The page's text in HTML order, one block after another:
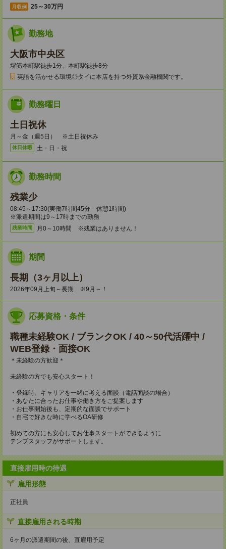
月収例 25～30万円
勤務地
大阪市中央区
堺筋本町駅徒歩1分、本町駅徒歩8分
英語を活かせる環境◎タイに本店を持つ外資系金融機関です。
勤務曜日
土日祝休
月～金（週5日） ※土日祝休み
休日休暇 土・日・祝
勤務時間
残業少
08:45～17:30(実働7時間45分 休憩1時間)
※派遣期間は9～17時までの勤務
残業時間 月0～10時間 ※残業はありません！
期間
長期（3ヶ月以上）
2026年09月上旬～長期 ※9月～！
応募資格・条件
職種未経験OK / ブランクOK / 40～50代活躍中 /
WEB登録・面接OK
＊未経験の方歓迎＊
未経験の方でも安心スタート！
・登録時、キャリアを一緒に考える面談（電話面談の場合）
・あなたに合ったお仕事や働き方をご提案します
・お仕事開始後も、定期的な面談でサポート
・自宅で好きな時に学べるOA研修
初めての方にも安心してお仕事スタートができるように
テンプスタッフがサポートします。
直接雇用時の待遇
雇用形態
正社員
直接雇用される時期
6ヶ月の派遣期間の後、直雇用予定